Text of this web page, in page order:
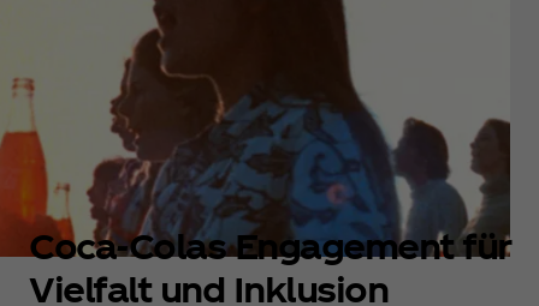
Coca‑Colas Engagement für
Vielfalt und Inklusion